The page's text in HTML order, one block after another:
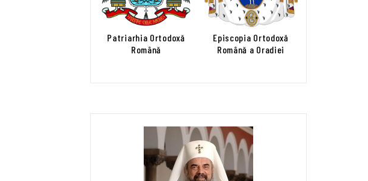
Patriarhia Ortodoxă
Română
Episcopia Ortodoxă
Română a Oradiei